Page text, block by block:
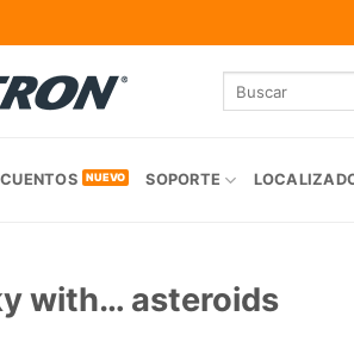
SOPORTE
with… asteroids